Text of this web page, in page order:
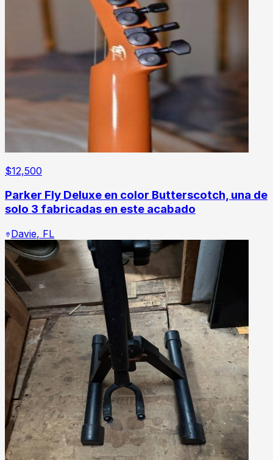
$12,500
Parker Fly Deluxe en color Butterscotch, una de
solo 3 fabricadas en este acabado
Davie, FL